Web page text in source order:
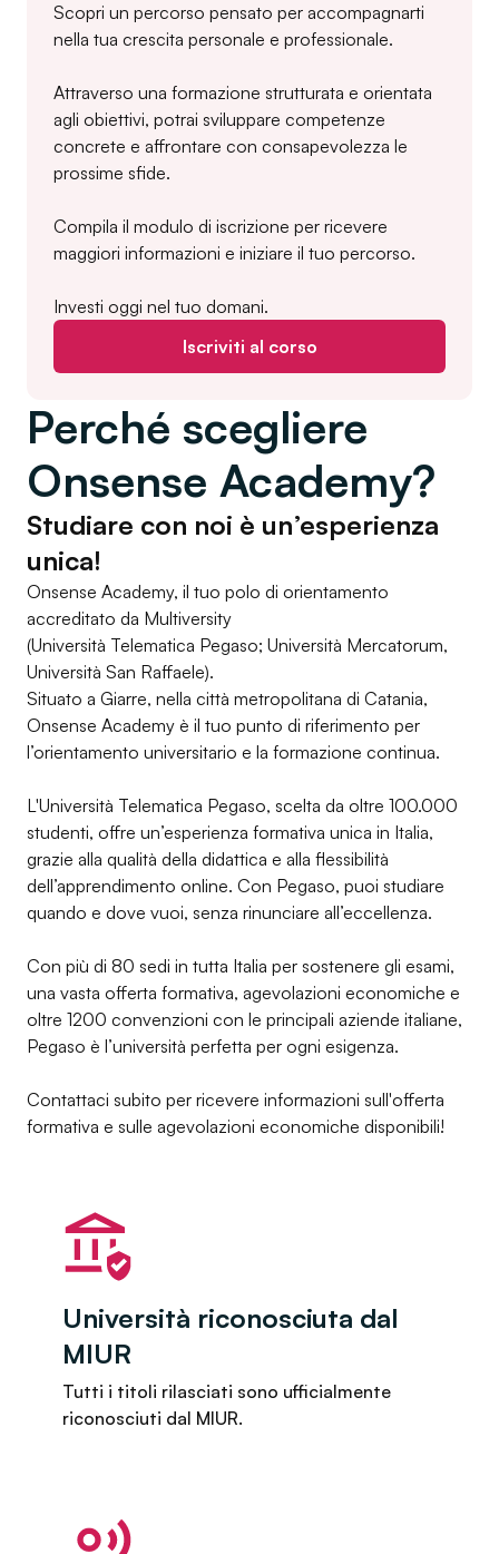
Scopri un percorso pensato per accompagnarti
nella tua crescita personale e professionale.
Attraverso una formazione strutturata e orientata
agli obiettivi, potrai sviluppare competenze
concrete e affrontare con consapevolezza le
prossime sfide.
Compila il modulo di iscrizione per ricevere
maggiori informazioni e iniziare il tuo percorso.
Investi oggi nel tuo domani.
Iscriviti al corso
Perché scegliere
Onsense Academy?
Studiare con noi è un’esperienza
unica!
Onsense Academy, il tuo polo di orientamento
accreditato da Multiversity
(Università Telematica Pegaso; Università Mercatorum,
Università San Raffaele).
Situato a Giarre, nella città metropolitana di Catania,
Onsense Academy è il tuo punto di riferimento per
l’orientamento universitario e la formazione continua.
L'Università Telematica Pegaso, scelta da oltre 100.000
studenti, offre un’esperienza formativa unica in Italia,
grazie alla qualità della didattica e alla flessibilità
dell’apprendimento online. Con Pegaso, puoi studiare
quando e dove vuoi, senza rinunciare all’eccellenza.
Con più di 80 sedi in tutta Italia per sostenere gli esami,
una vasta offerta formativa, agevolazioni economiche e
oltre 1200 convenzioni con le principali aziende italiane,
Pegaso è l’università perfetta per ogni esigenza.
Contattaci subito per ricevere informazioni sull'offerta
formativa e sulle agevolazioni economiche disponibili!
Università riconosciuta dal
MIUR
Tutti i titoli rilasciati sono ufficialmente
riconosciuti dal MIUR.